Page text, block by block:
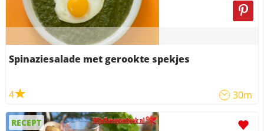
Spinaziesalade met gerookte spekjes
4 30m
RECEPT